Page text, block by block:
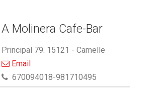
A Molinera Cafe-Bar
Principal 79. 15121 - Camelle
Email
670094018-981710495